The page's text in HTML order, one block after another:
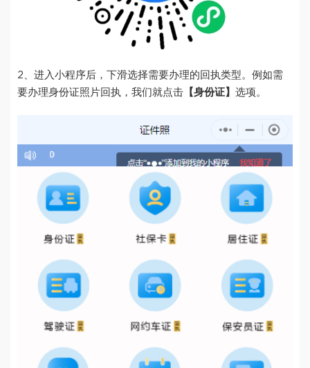
2、进入小程序后，下滑选择需要办理的回执类型。例如需
要办理身份证照片回执，我们就点击 【身份证】 选项。